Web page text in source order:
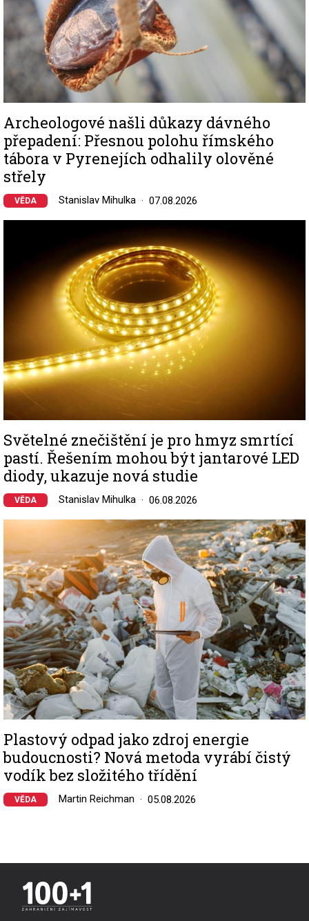
Archeologové našli důkazy dávného
přepadení: Přesnou polohu římského
tábora v Pyrenejích odhalily olověné
střely
VĚDA Stanislav Mihulka 07.08.2026
Světelné znečištění je pro hmyz smrtící
pastí. Řešením mohou být jantarové LED
diody, ukazuje nová studie
VĚDA Stanislav Mihulka 06.08.2026
Image
Plastový odpad jako zdroj energie
budoucnosti? Nová metoda vyrábí čistý
vodík bez složitého třídění
VĚDA Martin Reichman 05.08.2026